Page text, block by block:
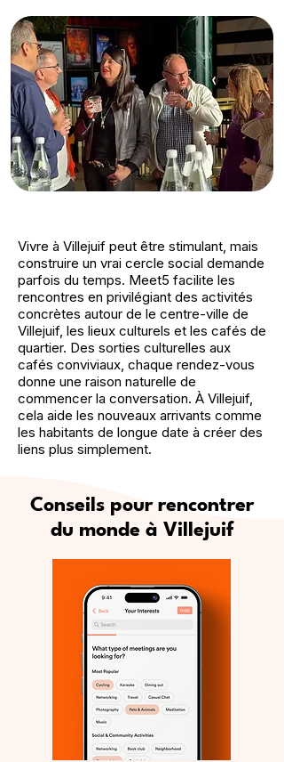
Vivre à Villejuif peut être stimulant, mais
construire un vrai cercle social demande
parfois du temps. Meet5 facilite les
rencontres en privilégiant des activités
concrètes autour de le centre-ville de
Villejuif, les lieux culturels et les cafés de
quartier. Des sorties culturelles aux
cafés conviviaux, chaque rendez-vous
donne une raison naturelle de
commencer la conversation. À Villejuif,
cela aide les nouveaux arrivants comme
les habitants de longue date à créer des
liens plus simplement.
Conseils pour rencontrer
du monde à Villejuif